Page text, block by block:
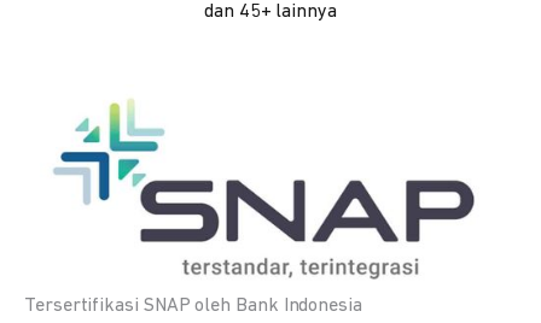
dan 45+ lainnya
Tersertifikasi SNAP oleh Bank Indonesia